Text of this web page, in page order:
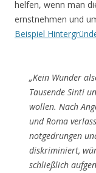
helfen, wenn man
ernstnehmen und
Beispiel
„Kein Wunder
Tausende Sinti
wollen. Nach
und Roma
notgedrungen
diskriminiert,
schließlich